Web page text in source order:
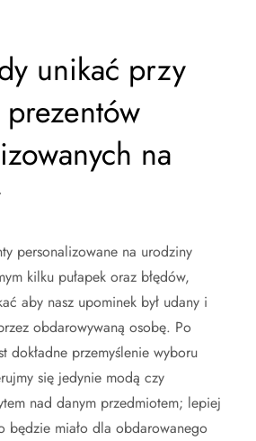
unikać przy
na
personalizowane na urodziny
kilku pułapek oraz błędów,
aby nasz upominek był udany i
obdarowywaną osobę. Po
dokładne przemyślenie wyboru
się jedynie modą czy
nad danym przedmiotem; lepiej
będzie miało dla obdarowanego